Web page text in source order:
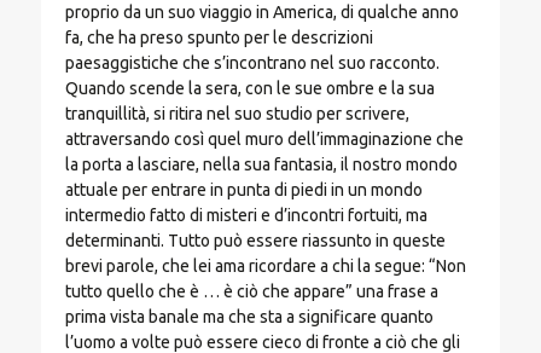
proprio da un suo viaggio in America, di qualche anno
fa, che ha preso spunto per le descrizioni
paesaggistiche che s’incontrano nel suo racconto.
Quando scende la sera, con le sue ombre e la sua
tranquillità, si ritira nel suo studio per scrivere,
attraversando così quel muro dell’immaginazione che
la porta a lasciare, nella sua fantasia, il nostro mondo
attuale per entrare in punta di piedi in un mondo
intermedio fatto di misteri e d’incontri fortuiti, ma
determinanti. Tutto può essere riassunto in queste
brevi parole, che lei ama ricordare a chi la segue: “Non
tutto quello che è … è ciò che appare” una frase a
prima vista banale ma che sta a significare quanto
l’uomo a volte può essere cieco di fronte a ciò che gli